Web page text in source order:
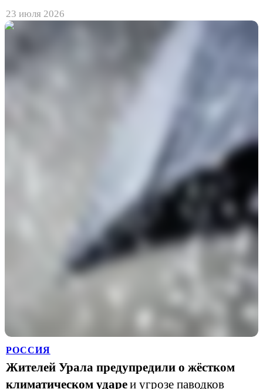
23 июля 2026
РОССИЯ
Жителей Урала предупредили о жёстком
климатическом удареи угрозе паводков